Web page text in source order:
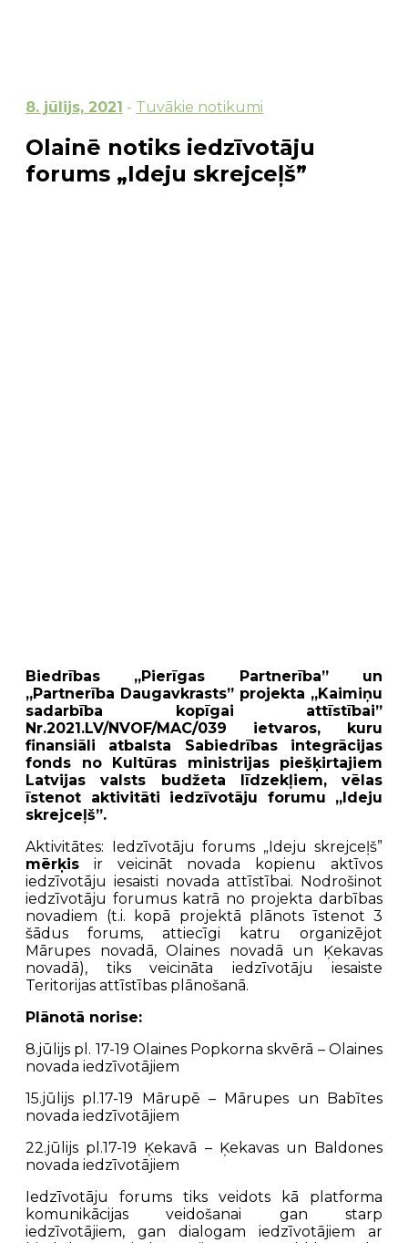
8. jūlijs, 2021 - Tuvākie notikumi
Olainē notiks iedzīvotāju
forums „Ideju skrejceļš”
Biedrības „Pierīgas Partnerība” un
„Partnerība Daugavkrasts” projekta „Kaimiņu
sadarbība kopīgai attīstībai”
Nr.2021.LV/NVOF/MAC/039 ietvaros, kuru
finansiāli atbalsta Sabiedrības integrācijas
fonds no Kultūras ministrijas piešķirtajiem
Latvijas valsts budžeta līdzekļiem, vēlas
īstenot aktivitāti iedzīvotāju forumu „Ideju
skrejceļš”.
Aktivitātes: Iedzīvotāju forums „Ideju skrejceļš”
mērķis ir veicināt novada kopienu aktīvos
iedzīvotāju iesaisti novada attīstībai. Nodrošinot
iedzīvotāju forumus katrā no projekta darbības
novadiem (t.i. kopā projektā plānots īstenot 3
šādus forums, attiecīgi katru organizējot
Mārupes novadā, Olaines novadā un Ķekavas
novadā), tiks veicināta iedzīvotāju iesaiste
Teritorijas attīstības plānošanā.
Plānotā norise:
8.jūlijs pl. 17-19 Olaines Popkorna skvērā – Olaines
novada iedzīvotājiem
15.jūlijs pl.17-19 Mārupē – Mārupes un Babītes
novada iedzīvotājiem
22.jūlijs pl.17-19 Ķekavā – Ķekavas un Baldones
novada iedzīvotājiem
Iedzīvotāju forums tiks veidots kā platforma
komunikācijas veidošanai gan starp
iedzīvotājiem, gan dialogam iedzīvotājiem ar